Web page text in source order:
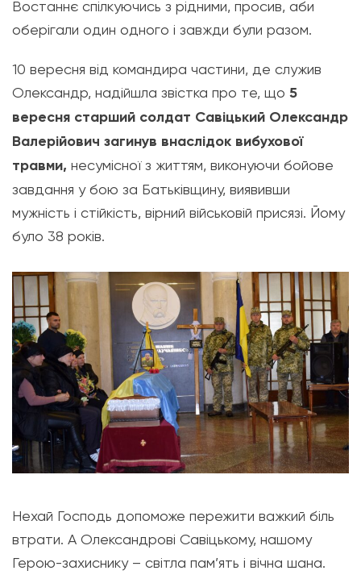
Востаннє спілкуючись з рідними, просив, аби
оберігали один одного і завжди були разом.
10 вересня від командира частини, де служив
Олександр, надійшла звістка про те, що 5
вересня старший солдат Савіцький Олександр
Валерійович загинув внаслідок вибухової
травми, несумісної з життям, виконуючи бойове
завдання у бою за Батьківщину, виявивши
мужність і стійкість, вірний військовій присязі. Йому
було 38 років.
Нехай Господь допоможе пережити важкий біль
втрати. А Олександрові Савіцькому, нашому
Герою-захиснику – світла пам’ять і вічна шана.